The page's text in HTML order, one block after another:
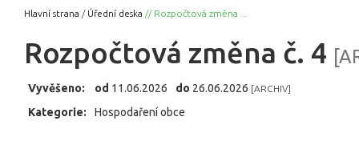
Hlavní strana / Úřední deska // Rozpočtová změna ...
Rozpočtová změna č. 4
Vyvěšeno: od 11.06.2026 do 26.06.2026 [ARCHIV]
Kategorie: Hospodaření obce